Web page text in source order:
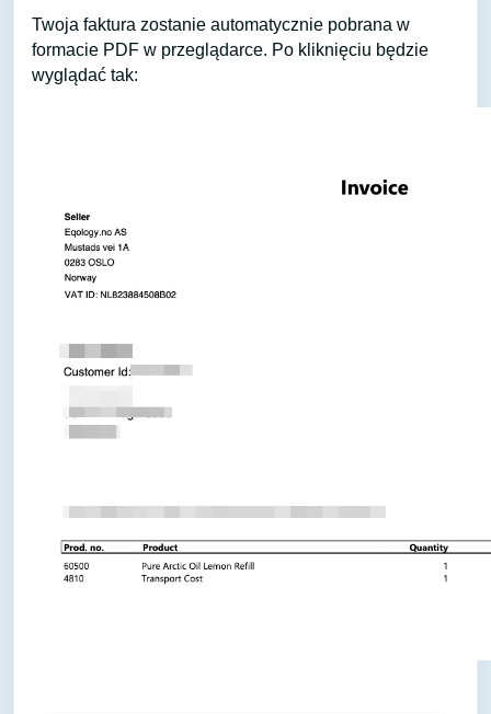
Twoja faktura zostanie automatycznie pobrana w
formacie PDF w przeglądarce. Po kliknięciu będzie
wyglądać tak: